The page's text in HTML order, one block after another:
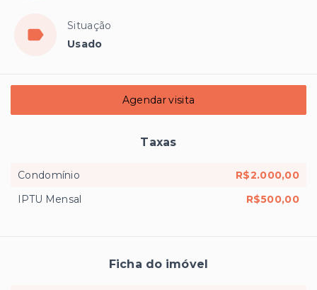
Situação
Usado
Agendar visita
Taxas
Condomínio
R$2.000,00
IPTU Mensal
R$500,00
Ficha do imóvel